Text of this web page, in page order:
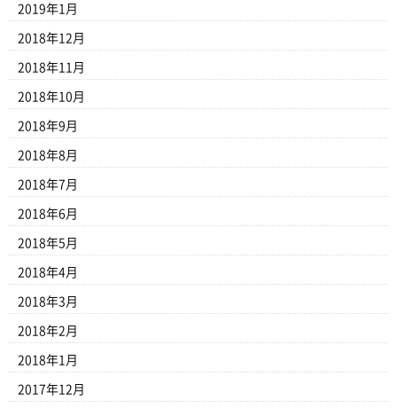
2019年1月
2018年12月
2018年11月
2018年10月
2018年9月
2018年8月
2018年7月
2018年6月
2018年5月
2018年4月
2018年3月
2018年2月
2018年1月
2017年12月